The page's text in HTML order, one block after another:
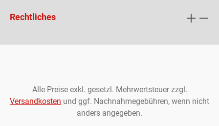
Rechtliches
Alle Preise exkl. gesetzl. Mehrwertsteuer zzgl.
Versandkosten und ggf. Nachnahmegebühren, wenn nicht
anders angegeben.